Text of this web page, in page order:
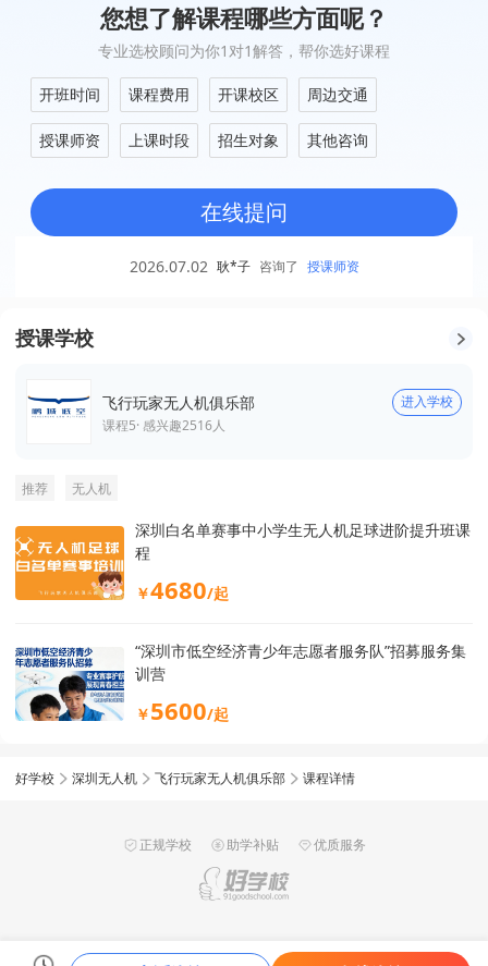
您想了解课程哪些方面呢？
专业选校顾问为你1对1解答，帮你选好课程
开班时间 课程费用 开课校区 周边交通
授课师资 上课时段 招生对象 其他咨询
在线提问
2026.07.02 耿*子 咨询了 授课师资
授课学校
飞行玩家无人机俱乐部
进入学校
课程5· 感兴趣2516人
推荐 无人机
深圳白名单赛事中小学生无人机足球进阶提升班课
程
￥4680/起
“深圳市低空经济青少年志愿者服务队”招募服务集
训营
￥5600/起
好学校 深圳无人机 飞行玩家无人机俱乐部 课程详情
正规学校 助学补贴 优质服务